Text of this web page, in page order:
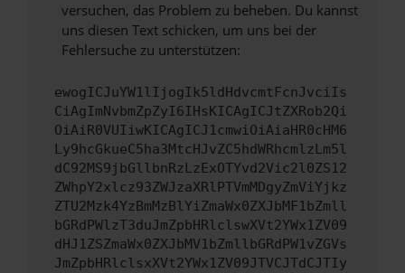
versuchen, das Problem zu beheben. Du kannst
uns diesen Text schicken, um uns bei der
Fehlersuche zu unterstützen:
ewogICJuYW1lIjogIk5ldHdvcmtFcnJvciIs
CiAgImNvbmZpZyI6IHsKICAgICJtZXRob2Qi
OiAiR0VUIiwKICAgICJ1cmwiOiAiaHR0cHM6
Ly9hcGkueC5ha3MtcHJvZC5hdWRhcmlzLm5l
dC92MS9jbGllbnRzLzExOTYvd2Vic2l0ZS12
ZWhpY2xlcz93ZWJzaXRlPTVmMDgyZmViYjkz
ZTU2Mzk4YzBmMzBlYiZmaWx0ZXJbMF1bZmll
bGRdPWlzT3duJmZpbHRlclswXVt2YWx1ZV09
dHJ1ZSZmaWx0ZXJbMV1bZmllbGRdPW1vZGVs
JmZpbHRlclsxXVt2YWx1ZV09JTVCJTdCJTIy